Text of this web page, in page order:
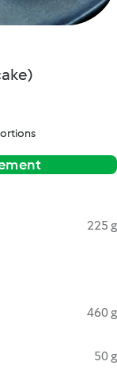
225 g
460 g
50 g